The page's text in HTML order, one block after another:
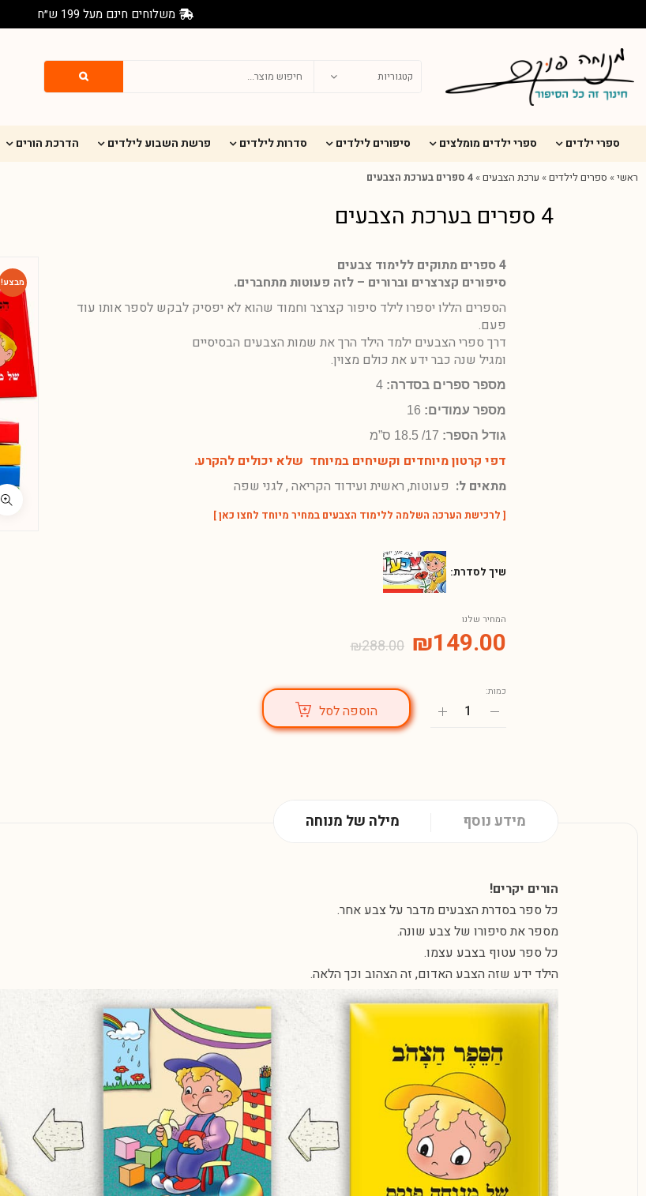
משלוחים חינם מעל 199 ש״ח
ספרי ילדים ספרי ילדים מומלצים סיפורים לילדים סדרות לילדים פרשת השבוע לילדים הדרכת הורים
ראשי» ספרים לילדים» ערכת הצבעים»4 ספרים בערכת הצבעים
4 ספרים בערכת הצבעים
4 ספרים מתוקים ללימוד צבעים
סיפורים קצרצרים וברורים – לזה פעוטות מתחברים.
הספרים הללו יספרו לילד סיפור קצרצר וחמוד שהוא לא יפסיק לבקש לספר אותו עוד
פעם.
דרך ספרי הצבעים ילמד הילד הרך את שמות הצבעים הבסיסיים
ומגיל שנה כבר ידע את כולם מצוין.
מספר ספרים בסדרה: 4
מספר עמודים:
גודל הספר: 17/ 18.5 ס”מ
דפי קרטון מיוחדים וקשיחים במיוחד שלא יכולים להקרע.
מתאים ל: פעוטות, ראשית ועידוד הקריאה , לגני שפה
[ לרכישת הערכה השלמה ללימוד הצבעים במחיר מיוחד לחצו כאן]
שיך לסדרת:
המחיר שלנו
₪288.00 ₪149.00
כמות:
הוספה לסל
מבצע!
מילה של מנוחה מידע נוסף
הורים יקרים!
כל ספר בסדרת הצבעים מדבר על צבע אחר.
מספר את סיפורו של צבע שונה.
כל ספר עטוף בצבע עצמו.
הילד ידע שזה הצבע האדום, זה הצהוב וכך הלאה.